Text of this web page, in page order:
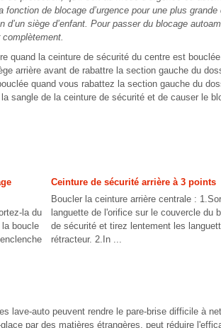
de blocage d’urgence pour une plus
siège d’enfant. Pour passer du blocage
quand la ceinture de sécurité du centre est
arrière avant de rabattre la section gauche du
quand vous rabattez la section gauche du
sangle de la ceinture de sécurité et de causer le
la du
boucle
Ceinture de sécurité arrière à 3 points
Boucler la ceinture arrière centrale :
languette de l'orifice sur le couvercle du
de sécurité et tirez lentement les
rétracteur. 2.In ...
lave-auto peuvent rendre le pare-brise difficile à
par des matières étrangères, peut réduire